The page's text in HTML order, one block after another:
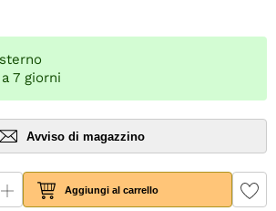
7 giorni
Avviso di magazzino
Aggiungi al carrello